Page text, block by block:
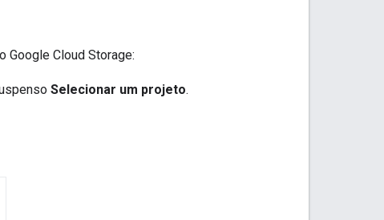
Google Cloud Storage:
Selecionar um projeto.